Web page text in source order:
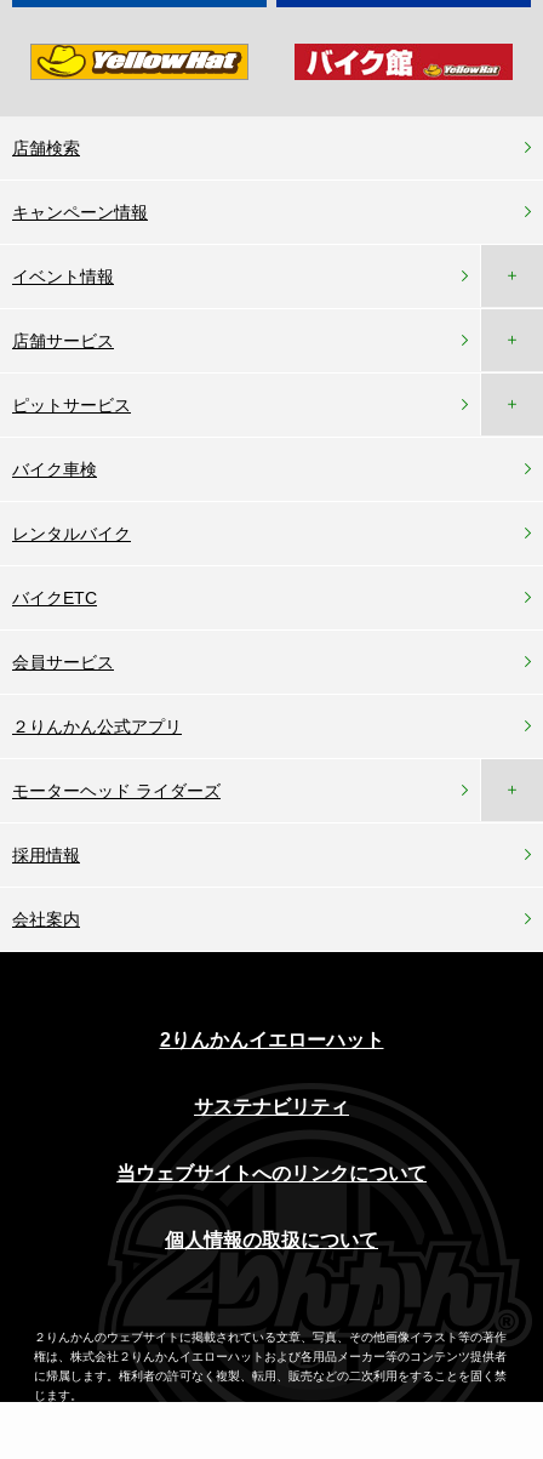
店舗検索
キャンペーン情報
イベント情報 ＋
店舗サービス ＋
ピットサービス ＋
バイク車検
レンタルバイク
バイクETC
会員サービス
２りんかん公式アプリ
モーターヘッド ライダーズ ＋
採用情報
会社案内
2りんかんイエローハット
サステナビリティ
当ウェブサイトへのリンクについて
個人情報の取扱について
２りんかんのウェブサイトに掲載されている文章、写真、その他画像イラスト等の著作
権は、株式会社２りんかんイエローハットおよび各用品メーカー等のコンテンツ提供者
に帰属します。権利者の許可なく複製、転用、販売などの二次利用をすることを固く禁
じます。